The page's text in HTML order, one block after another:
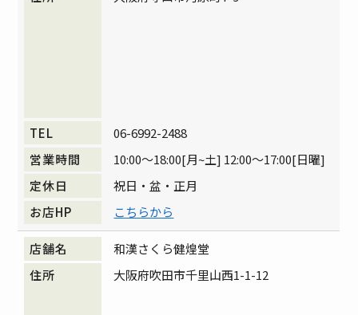
06-6992-2488
10:00～18:00[月~土] 12:00～17:00[日曜]
祝日・盆・正月
こちらから
和漢さくら健煌堂
大阪府吹田市千里山西1-1-12